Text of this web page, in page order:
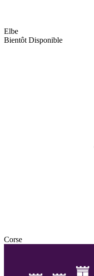
Elbe
Bientôt Disponible
Corse